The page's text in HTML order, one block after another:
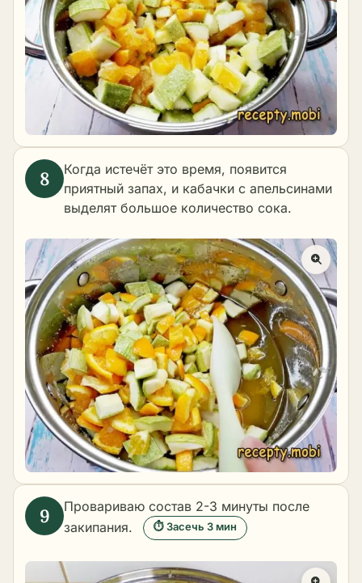
Когда истечёт это время, появится
приятный запах, и кабачки с апельсинами
выделят большое количество сока.
Провариваю состав 2-3 минуты после
закипания.
⏱ Засечь 3 мин